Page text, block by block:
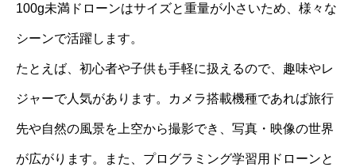
100g未満ドローンはサイズと重量が小さいため、様々な
シーンで活躍します。
たとえば、初心者や子供も手軽に扱えるので、趣味やレ
ジャーで人気があります。カメラ搭載機種であれば旅行
先や自然の風景を上空から撮影でき、写真・映像の世界
が広がります。また、プログラミング学習用ドローンと